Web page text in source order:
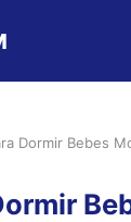
Dormir Bebes